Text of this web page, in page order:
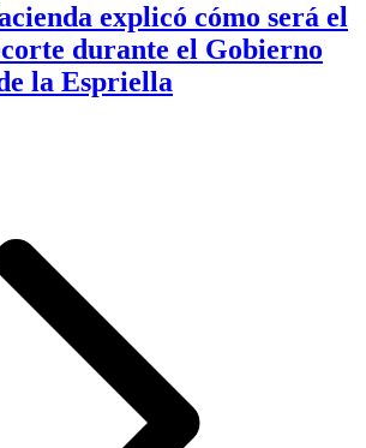
explicó cómo será el
durante el Gobierno
la Espriella